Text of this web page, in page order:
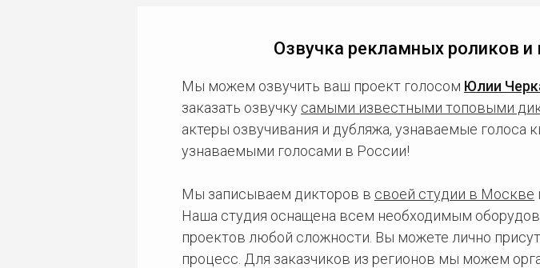
Озвучка рекламных роликов
Мы можем озвучить ваш проект голосом Юлии
заказать озвучку самыми известными топовыми
актеры озвучивания и дубляжа, узнаваемые
узнаваемыми голосами в России!
Мы записываем дикторов в своей студии в Москве
Наша студия оснащена всем необходимым
проектов любой сложности. Вы можете лично
процесс. Для заказчиков из регионов мы можем